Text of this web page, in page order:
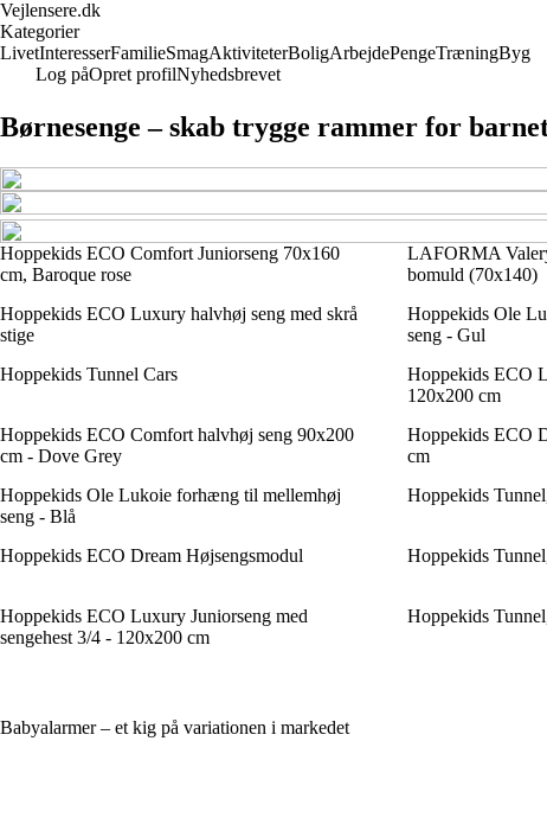
Vejlensere.dk
Kategorier
LivetInteresserFamilieSmagAktiviteterBoligArbejdePengeTræningByg
Log påOpret profilNyhedsbrevet
Børnesenge – skab trygge rammer for
Hoppekids ECO Comfort Juniorseng 70x160
cm, Baroque rose
LAFORMA
bomuld (70x140)
Hoppekids ECO Luxury halvhøj seng med skrå
stige
Hoppekids Ole
seng - Gul
Hoppekids Tunnel Cars
Hoppekids ECO
120x200 cm
Hoppekids ECO Comfort halvhøj seng 90x200
cm - Dove Grey
Hoppekids ECO
cm
Hoppekids Ole Lukoie forhæng til mellemhøj
seng - Blå
Hoppekids
Hoppekids ECO Dream Højsengsmodul
Hoppekids
Hoppekids ECO Luxury Juniorseng med
sengehest 3/4 - 120x200 cm
Hoppekids
Babyalarmer – et kig på variationen i markedet